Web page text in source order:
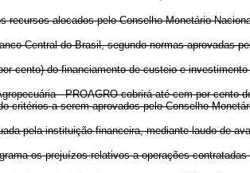
alocados pelo Conselho Monetário
Central do Brasil, segundo normas aprovadas
cento) do financiamento de custeio e
- PROAGRO cobrirá até cem por
critérios a serem aprovados pelo
pela instituição financeira, mediante laudo de
os prejuízos relativos a operações contratadas